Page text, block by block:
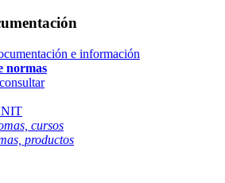
e información
normas
cursos
productos